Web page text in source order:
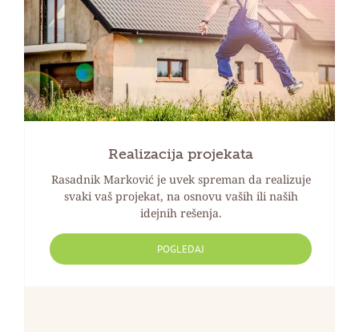
Realizacija projekata
Rasadnik Marković je uvek spreman da realizuje
svaki vaš projekat, na osnovu vaših ili naših
idejnih rešenja.
POGLEDAJ